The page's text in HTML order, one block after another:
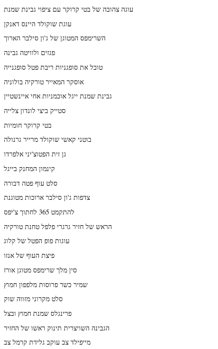
עוגה צהובה של בטי קרוקר עם ציפוי גבינת שמנת
עוגת שוקולד היינס דאנקן
השרימפס המטוגן של ג'ון סילבר הארוך
פגזים ולוויטה גבינה
טובל את סופגניות ריבת פטל סופגנייה
אוסקר המאייר טורקיה בולוניה
גבינת שמנת ייגל אוכמניות אחי איינשטיין
סטייק ביצי לונדון צלייה
בטי קרוקר חומיות
בוטני קאשי שוקולד מרייר גרנולה
גן זית הפטוצ'יני אלפרדו
קינמון המחנק בייגל
סלט עוף פטה דבורה
צדפות ג'ון סילבר ארוכות מטוגנת
להתקמט 365 לחתוך צ'יפס
הראש של חזיר גרגרי פלפל טחנת טורקיה
עוגות פופ הפטל של קלוג
פיצת העוף של אנזו
סין מלך שרימפס מטוגן אורז
שמיר כשר פרוסות מלפפון חמוץ
סלט מקרוני מזווה שוק
פרינגלס שמנת חמוץ ובצל
הגבינה השויצרית תינוק ראשו של החזיר
מייפילד צב עוקב גלידת קרמל צב